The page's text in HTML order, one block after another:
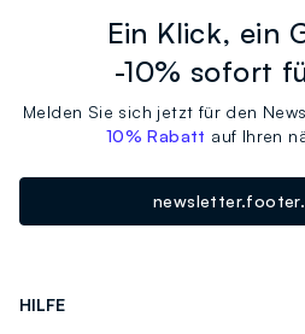
Ein Klick, ein
-10% sofort
Melden Sie sich jetzt für den
10% Rabatt auf Ihren
HILFE